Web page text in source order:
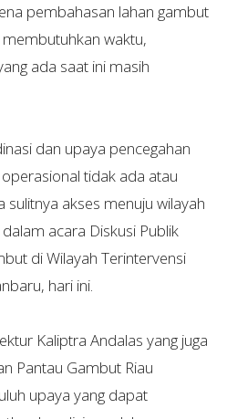
pembahasan lahan gambut
waktu,
ada saat ini masih
dan upaya pencegahan
tidak ada atau
akses menuju wilayah
acara Diskusi Publik
di Wilayah Terintervensi
hari ini.
Kaliptra Andalas yang juga
Pantau Gambut Riau
upaya yang dapat